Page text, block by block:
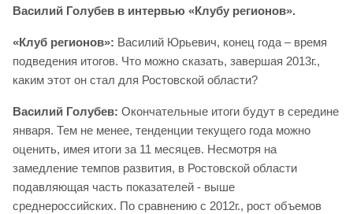
Василий Голубев в интервью «Клубу регионов».
«Клуб регионов»: Василий Юрьевич, конец года – время
подведения итогов. Что можно сказать, завершая 2013г.,
каким этот он стал для Ростовской области?
Василий Голубев: Окончательные итоги будут в середине
января. Тем не менее, тенденции текущего года можно
оценить, имея итоги за 11 месяцев. Несмотря на
замедление темпов развития, в Ростовской области
подавляющая часть показателей - выше
среднероссийских. По сравнению с 2012г., рост объемов